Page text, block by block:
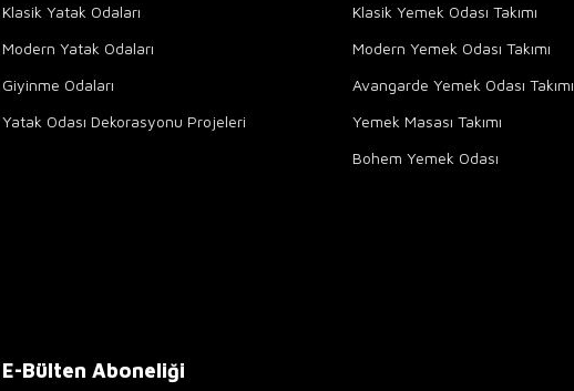
Klasik Yatak Odaları
Modern Yatak Odaları
Giyinme Odaları
Yatak Odası Dekorasyonu Projeleri
Klasik Yemek Odası Takımı
Modern Yemek Odası Takımı
Avangarde Yemek Odası Takımı
Yemek Masası Takımı
Bohem Yemek Odası
E-Bülten Aboneliği